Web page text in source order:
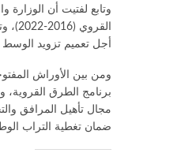
وتابع لفتيت أن الوزارة
أجل تعميم تزويد الوسط
ومن بين الأوراش
برنامج الطرق
ضمان تغطية التراب